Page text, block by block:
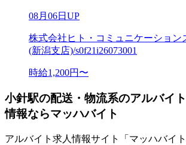
08月06日UP
株式会社ヒト・コミュニケーション
(新潟支店)/s0f21i26073001
時給1,200円〜
小針駅の配送・物流系のアルバイ
情報ならマッハバイト
アルバイト求人情報サイト「マッハバイ